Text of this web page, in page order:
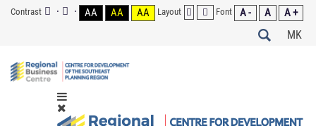
Contrast AA AA AA Layout Font A - A A +
MK